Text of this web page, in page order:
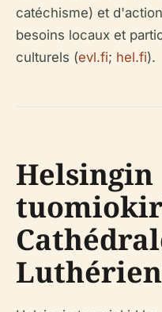
catéchisme) et
besoins locaux et
culturels (evl.fi; hel.fi).
Helsingin